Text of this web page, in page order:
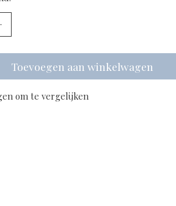
Toevoegen aan winkelwagen
om te vergelijken